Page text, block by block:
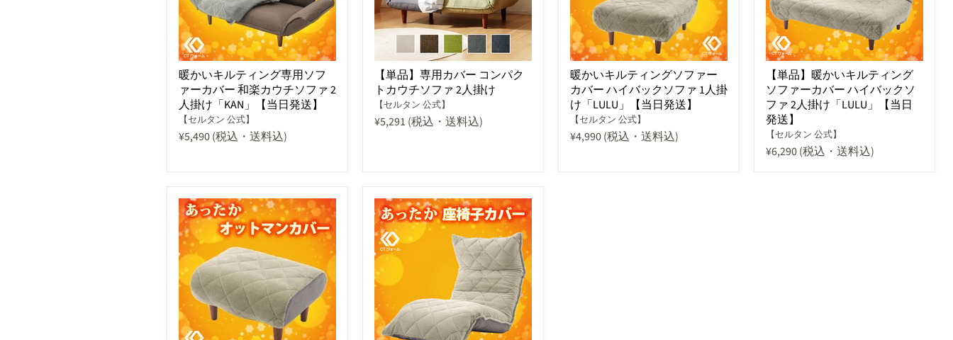
暖かいキルティング専用ソフ
ァーカバー 和楽カウチソファ 2
人掛け「KAN」【当日発送】
【セルタン 公式】
¥5,490(税込・送料込)
【単品】専用カバー コンパク
トカウチソファ 2人掛け
【セルタン 公式】
¥5,291 (税込・送料込)
暖かいキルティングソファー
カバー ハイバックソファ 1人掛
け「LULU」【当日発送】
【セルタン 公式】
¥4,990(税込・送料込)
【単品】暖かいキルティング
ソファーカバー ハイバックソ
ファ 2人掛け「LULU」【当日
発送】
【セルタン 公式】
¥6,290(税込・送料込)